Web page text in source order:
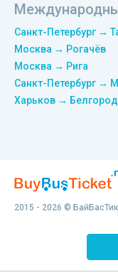
Санкт-Петербург →
Москва → Рогачёв
Москва → Рига
Санкт-Петербург →
Харьков → Белгород
2015 - 2026 ©